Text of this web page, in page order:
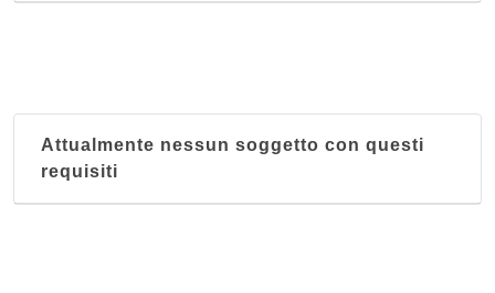
Attualmente nessun soggetto con questi
requisiti